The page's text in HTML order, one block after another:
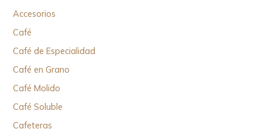
Accesorios
Café
Café de Especialidad
Café en Grano
Café Molido
Café Soluble
Cafeteras